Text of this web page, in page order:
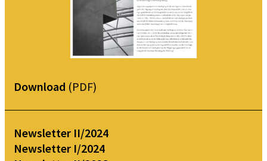
Download (PDF)
Newsletter II/2024
Newsletter I/2024